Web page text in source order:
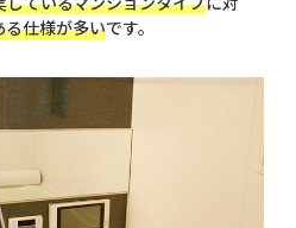
仕様が多いです。